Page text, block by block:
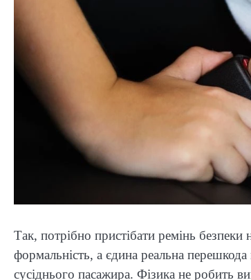
Так, потрібно пристібати ремінь
формальність, а єдина реальна
сусіднього пасажира. Фізика не робить